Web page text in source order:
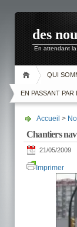
des
En attendant la
QUI
EN PASSANT
Accueil >
Chantiers
21/05/2009
Imprimer